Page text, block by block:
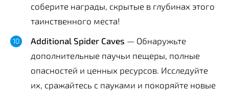
соберите награды, скрытые в глубинах этого
таинственного места!
Additional Spider Caves — Обнаружьте
дополнительные паучьи пещеры, полные
опасностей и ценных ресурсов. Исследуйте
их, сражайтесь с пауками и покоряйте новые